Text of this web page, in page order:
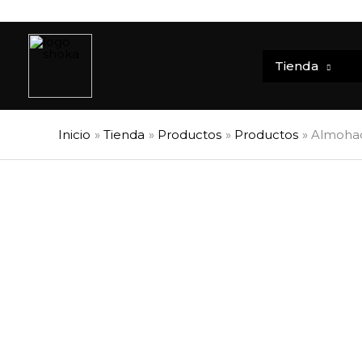
contenido
Tienda
Inicio Tienda Productos Productos